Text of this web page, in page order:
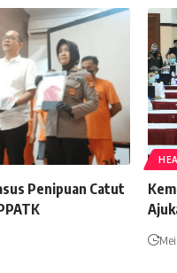
Penipuan Catut